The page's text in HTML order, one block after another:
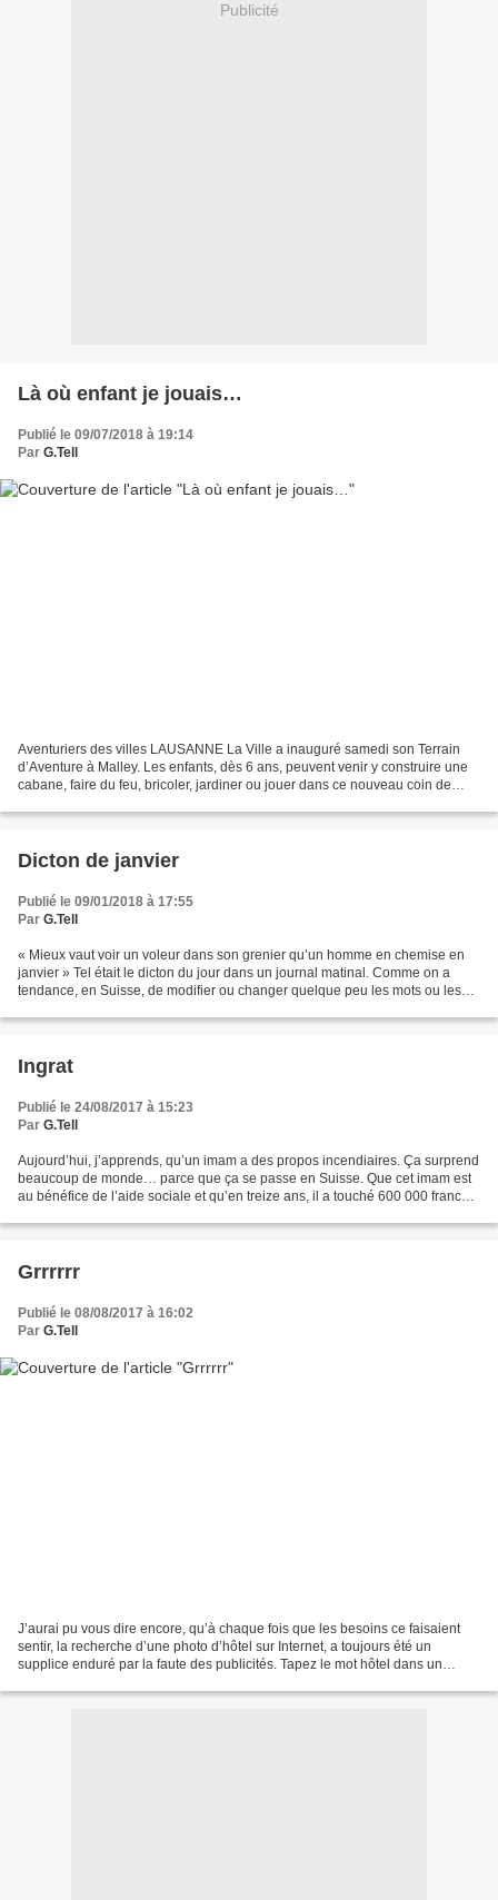
Publicité
Là où enfant je jouais…
Publié le 09/07/2018 à 19:14
Par G.Tell
Aventuriers des villes LAUSANNE La Ville a inauguré samedi son Terrain
d’Aventure à Malley. Les enfants, dès 6 ans, peuvent venir y construire une
cabane, faire du feu, bricoler, jardiner ou jouer dans ce nouveau coin de
Dicton de janvier
Publié le 09/01/2018 à 17:55
Par G.Tell
« Mieux vaut voir un voleur dans son grenier qu’un homme en chemise en
janvier » Tel était le dicton du jour dans un journal matinal. Comme on a
tendance, en Suisse, de modifier ou changer quelque peu les mots ou les
Ingrat
Publié le 24/08/2017 à 15:23
Par G.Tell
Aujourd’hui, j’apprends, qu’un imam a des propos incendiaires. Ça surprend
beaucoup de monde… parce que ça se passe en Suisse. Que cet imam est
au bénéfice de l’aide sociale et qu’en treize ans, il a touché 600 000 francs,
Grrrrrr
Publié le 08/08/2017 à 16:02
Par G.Tell
J’aurai pu vous dire encore, qu’à chaque fois que les besoins ce faisaient
sentir, la recherche d’une photo d’hôtel sur Internet, a toujours été un
supplice enduré par la faute des publicités. Tapez le mot hôtel dans un